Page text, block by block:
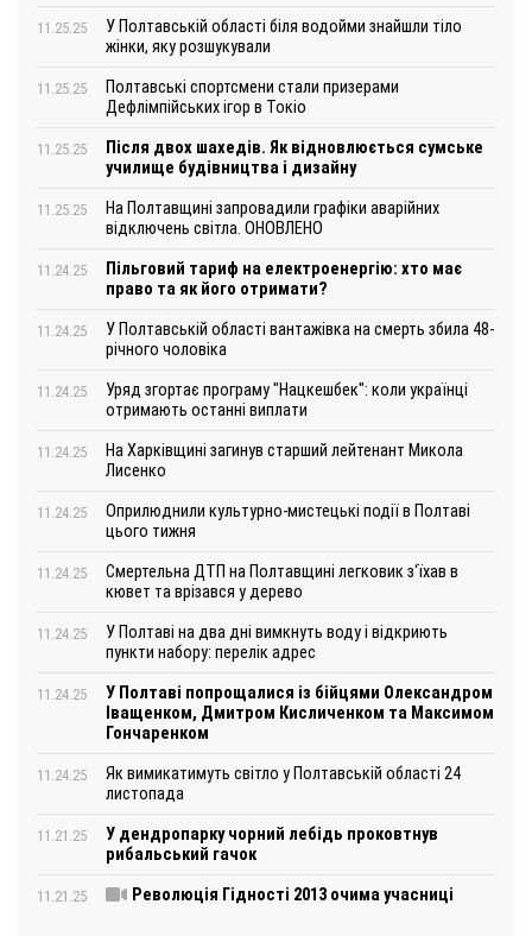
11.25.25
У Полтавській області біля водойми знайшли тіло
жінки, яку розшукували
11.25.25
Полтавські спортсмени стали призерами
Дефлімпійських ігор в Токіо
11.25.25
Після двох шахедів. Як відновлюється сумське
училище будівництва і дизайну
11.25.25
На Полтавщині запровадили графіки аварійних
відключень світла. ОНОВЛЕНО
11.24.25
Пільговий тариф на електроенергію: хто має
право та як його отримати?
11.24.25
У Полтавській області вантажівка на смерть збила 48-
річного чоловіка
11.24.25
Уряд згортає програму "Нацкешбек": коли українці
отримають останні виплати
11.24.25
На Харківщині загинув старший лейтенант Микола
Лисенко
11.24.25
Оприлюднили культурно-мистецькі події в Полтаві
цього тижня
11.24.25
Смертельна ДТП на Полтавщині легковик з‘їхав в
кювет та врізався у дерево
11.24.25
У Полтаві на два дні вимкнуть воду і відкриють
пункти набору: перелік адрес
11.24.25
У Полтаві попрощалися із бійцями Олександром
Іващенком, Дмитром Кисличенком та Максимом
Гончаренком
11.24.25
Як вимикатимуть світло у Полтавській області 24
листопада
11.21.25
У дендропарку чорний лебідь проковтнув
рибальський гачок
11.21.25 Революція Гідності 2013 очима учасниці